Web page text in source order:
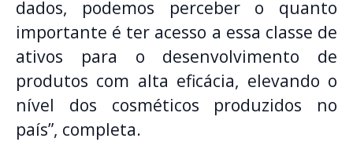
dados, podemos perceber o quanto
importante é ter acesso a essa classe de
ativos para o desenvolvimento de
produtos com alta eficácia, elevando o
nível dos cosméticos produzidos no
país”, completa.